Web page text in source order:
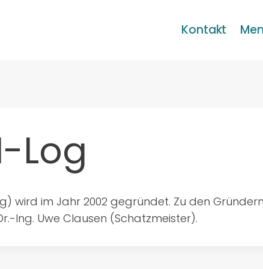
Kontakt
Log
wird im Jahr 2002 gegründet. Zu den
Ing. Uwe Clausen (Schatzmeister).